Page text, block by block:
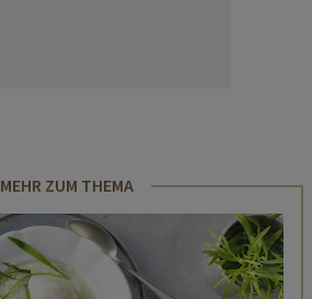
MEHR ZUM THEMA